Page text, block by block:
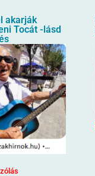
akarják
Tocát -lásd